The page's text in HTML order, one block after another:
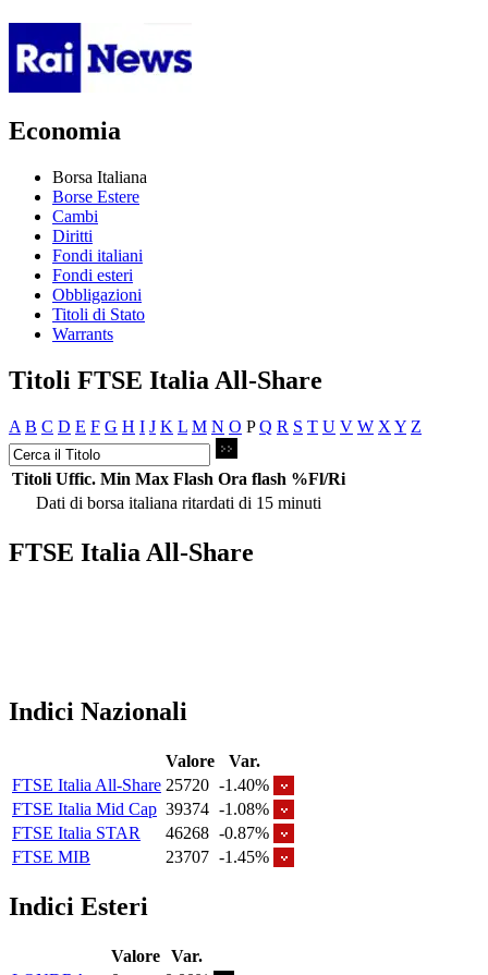
Economia
Borsa Italiana
Borse Estere
Cambi
Diritti
Fondi italiani
Fondi esteri
Obbligazioni
Titoli di Stato
Warrants
Titoli FTSE Italia All-Share
A B C D E F G H I J K L M N O PQ R S T U V W X Y Z
Titoli Uffic. Min Max Flash Ora flash %Fl/Ri
Dati di borsa italiana ritardati di 15 minuti
FTSE Italia All-Share
Indici Nazionali
Valore
Var.
FTSE Italia All-Share 25720 -1.40%
FTSE Italia Mid Cap 39374 -1.08%
FTSE Italia STAR
46268 -0.87%
FTSE MIB
23707 -1.45%
Indici Esteri
Valore Var.